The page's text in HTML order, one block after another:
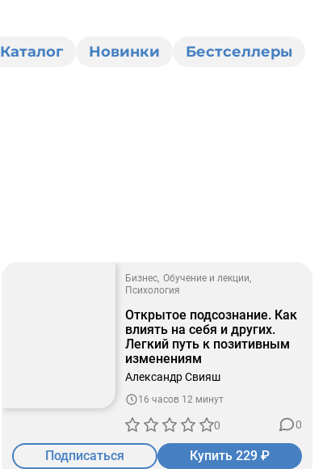
Каталог Новинки Бестселлеры
Бизнес Обучение и лекции
Психология
Открытое подсознание. Как
влиять на себя и других.
Легкий путь к позитивным
изменениям
Александр Свияш
16 часов 12 минут
0 0
Подписаться Купить 229 ₽